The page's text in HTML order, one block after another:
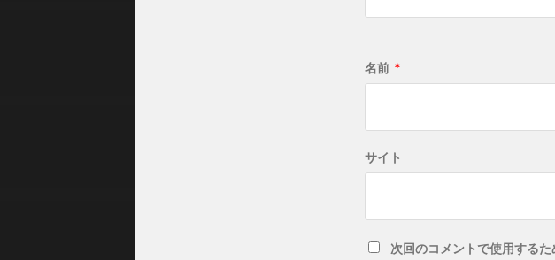
名前 *
サイト
次回のコメントで使用する